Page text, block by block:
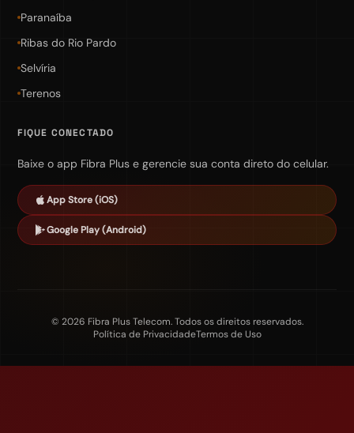
Paranaíba
Ribas do Rio Pardo
Selvíria
Terenos
FIQUE CONECTADO
Baixe o app Fibra Plus e gerencie sua conta direto do celular.
App Store (iOS)
Google Play (Android)
© 2026 Fibra Plus Telecom. Todos os direitos reservados.
Política de PrivacidadeTermos de Uso